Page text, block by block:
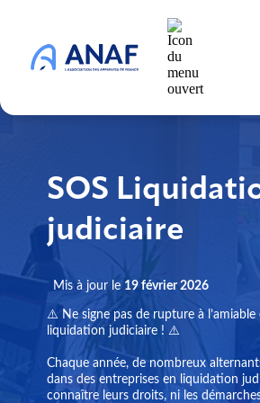
SOS
judiciaire
Mis à jour le 19 février 2026
⚠️ Ne signe pas de rupture à l’amiable
liquidation judiciaire ! ⚠️
Chaque année, de nombreux
dans des entreprises en liquidation
connaître leurs droits, ni les